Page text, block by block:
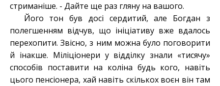
стриманіше. - Дайте ще раз гляну на вашого.
Його тон був досі сердитий, але Богдан з
полегшенням відчув, що ініціативу вже вдалось
перехопити. Звісно, з ним можна було поговорити
й інакше. Міліціонери у відділку знали «тисячу»
способів поставити на коліна будь кого, навіть
цього пенсіонера, хай навіть скількох воєн він там